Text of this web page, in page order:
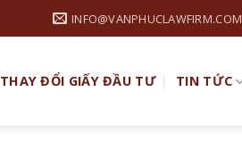
INFO@VANPHUCLAWFIRM.COM
THAY ĐỔI GIẤY ĐẦU TƯ TIN TỨC